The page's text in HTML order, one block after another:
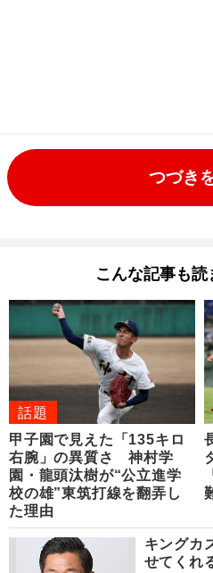
つづき
こんな記事も
話題
甲子園で見えた「135キロ
右腕」の異質さ 神村学
園・龍頭汰樹が“公立進学
校の雄”東筑打線を翻弄し
た理由
キングカ
せてくれ